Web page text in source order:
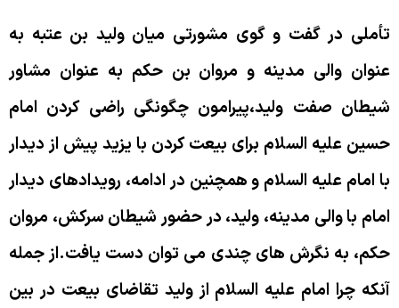
در گفت و گوى مشورتى ميان وليد بن عتبه به
والی مدینه و مروان بن حكم به عنوان مشاور
صفت ولید،پیرامون چگونگی راضی کردن امام
عليه السلام برای بیعت کردن با یزید پيش از ديدار
امام عليه السلام و همچنین در ادامه، رويدادهاى ديدار
با والى مدينه، وليد، در حضور شيطان سركش، مروان
به نگرش هاى چندى مى توان دست یافت.از جمله
چرا امام علیه السلام از ولید تقاضای بیعت در بین